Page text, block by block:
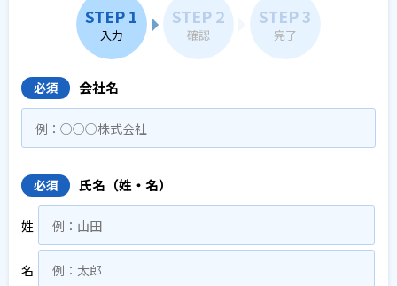
STEP 1
入力
STEP 2
確認
STEP 3
完了
必須 会社名
必須 氏名（姓・名）
姓
名